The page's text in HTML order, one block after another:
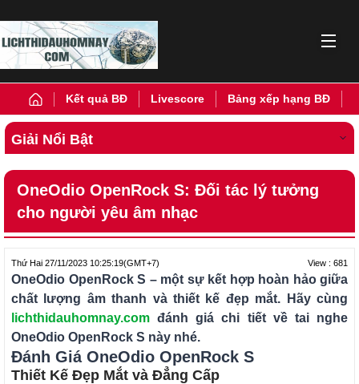
Kết quả BĐ Livescore Bảng xếp hạng BĐ
Giải Nổi Bật
OneOdio OpenRock S: Đối tác lý tưởng
cho người yêu âm nhạc
Thứ Hai 27/11/2023 10:25:19(GMT+7) View : 681
OneOdio OpenRock S – một sự kết hợp hoàn hảo giữa
chất lượng âm thanh và thiết kế đẹp mắt. Hãy cùng
lichthidauhomnay.com đánh giá chi tiết về tai nghe
OneOdio OpenRock S này nhé.
Đánh Giá OneOdio OpenRock S
Thiết Kế Đẹp Mắt và Đẳng Cấp